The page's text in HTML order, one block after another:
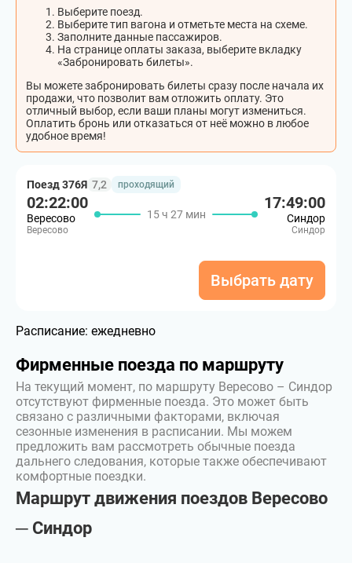
Выберите поезд.
Выберите тип вагона и отметьте места на схеме.
Заполните данные пассажиров.
На странице оплаты заказа, выберите вкладку
«Забронировать билеты».
Вы можете забронировать билеты сразу после начала их
продажи, что позволит вам отложить оплату. Это
отличный выбор, если ваши планы могут измениться.
Оплатить бронь или отказаться от неё можно в любое
удобное время!
Поезд 376Я 7,2 проходящий
02:22:00
Вересово
Вересово
15 ч 27 мин
17:49:00
Синдор
Синдор
Выбрать дату
Расписание: ежедневно
Фирменные поезда по маршруту
На текущий момент, по маршруту Вересово – Синдор
отсутствуют фирменные поезда. Это может быть
связано с различными факторами, включая
сезонные изменения в расписании. Мы можем
предложить вам рассмотреть обычные поезда
дальнего следования, которые также обеспечивают
комфортные поездки.
Маршрут движения поездов Вересово
─ Синдор